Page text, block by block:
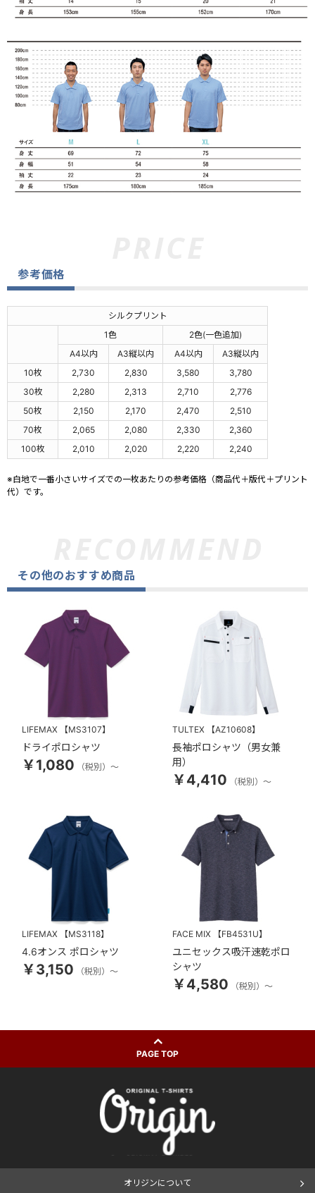
参考価格
シルクプリント
1色
2色(一色追加)
A4以内
A3縦以内 A4以内
A3縦以内
10枚
2,730 2,830 3,580
3,780
30枚
2,280 2,313 2,710
2,776
50枚
2,150 2,170 2,470
2,510
70枚
2,065 2,080 2,330
2,360
100枚
2,010 2,020 2,220 2,240
※白地で一番小さいサイズでの一枚あたりの参考価格（商品代＋版代＋プリント
代）です。
その他のおすすめ商品
LIFEMAX 【MS3107】
ドライポロシャツ
￥1,080 （税別）～
TULTEX 【AZ10608】
長袖ポロシャツ（男女兼
用）
￥4,410 （税別）～
LIFEMAX 【MS3118】
4.6オンス ポロシャツ
￥3,150 （税別）～
FACE MIX 【FB4531U】
ユニセックス吸汗速乾ポロ
シャツ
￥4,580 （税別）～
PAGE TOP
オリジンについて